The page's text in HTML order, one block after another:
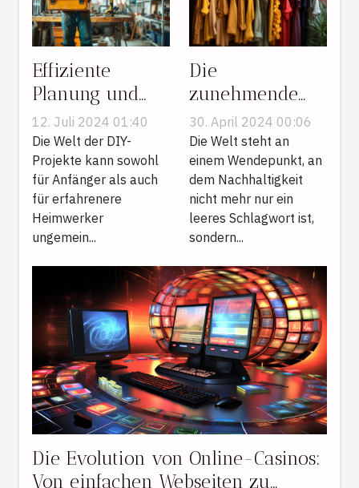
Effiziente
Planung und
Durchführung
von DIY-
Projekten für
Anfänger
12. Juli 2024 01:40
Die Welt der DIY-
Projekte kann sowohl
für Anfänger als auch
für erfahrenere
Heimwerker
ungemein...
Die
zunehmende
Popularität von
Bio-Mode und
ihre Vorteile
30. April 2024 00:06
Die Welt steht an
einem Wendepunkt, an
dem Nachhaltigkeit
nicht mehr nur ein
leeres Schlagwort ist,
sondern...
Die Evolution von Online-Casinos:
Von einfachen Webseiten zu